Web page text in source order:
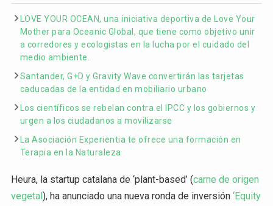
LOVE YOUR OCEAN, una iniciativa deportiva de Love Your
Mother para Oceanic Global, que tiene como objetivo unir
a corredores y ecologistas en la lucha por el cuidado del
medio ambiente.
Santander, G+D y Gravity Wave convertirán las tarjetas
caducadas de la entidad en mobiliario urbano
Los científicos se rebelan contra el IPCC y los gobiernos y
urgen a los ciudadanos a movilizarse
La Asociación Experientia te ofrece una formación en
Terapia en la Naturaleza
Heura, la startup catalana de ‘plant-based’ (carne de origen
vegetal ), ha anunciado una nueva ronda de inversión ‘Equity